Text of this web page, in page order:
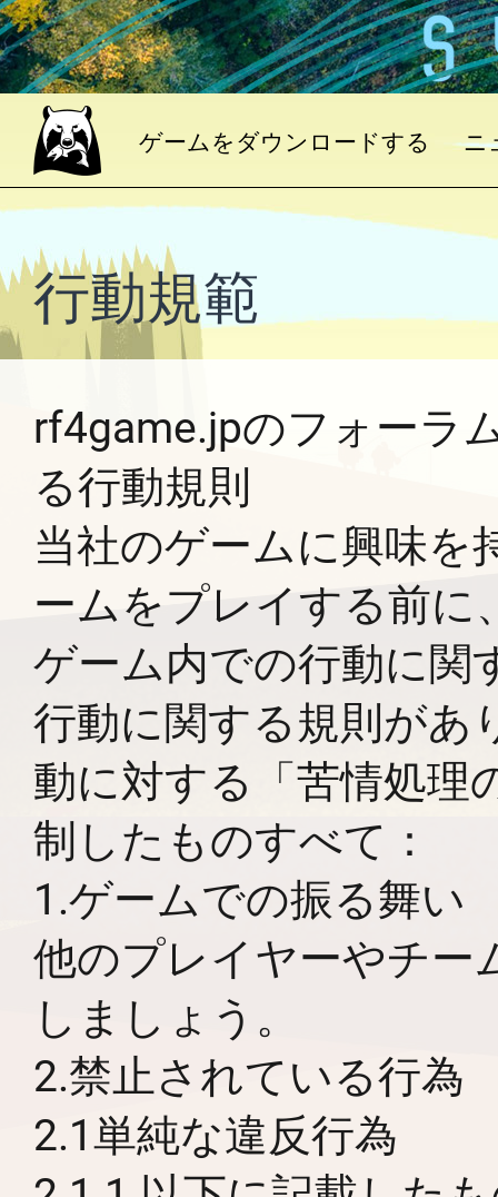
ゲームをダウンロードする ニ
行動規範
rf4game.jpのフォーラ
る行動規則
当社のゲームに興味を
ームをプレイする前に
ゲーム内での行動に関
行動に関する規則があ
動に対する「苦情処理
制したものすべて：
1.ゲームでの振る舞い
他のプレイヤーやチー
しましょう。
2.禁止されている行為
2.1単純な違反行為